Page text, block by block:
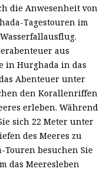
die Anwesenheit von
Tagestouren im
aus
in Hurghada in das
Abenteuer unter
den Korallenriffen
erleben. Während
sich 22 Meter unter
des Meeres zu
besuchen Sie
das Meeresleben